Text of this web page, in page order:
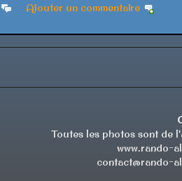
Ajouter un commentaire
Toutes les photos sont de
www.rando-
contact@rando-